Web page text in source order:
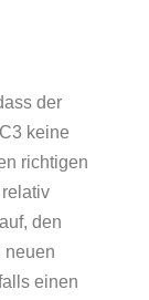
der
keine
richtigen
den
neuen
einen